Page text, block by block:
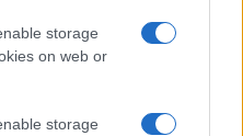
storage
on web or
storage
Morandi vezényel,